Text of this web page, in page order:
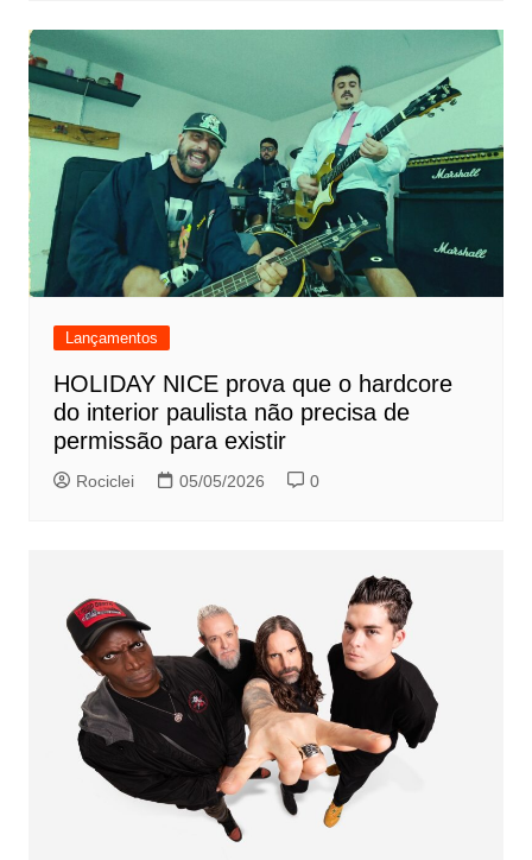
Lançamentos
HOLIDAY NICE prova que o hardcore
do interior paulista não precisa de
permissão para existir
Rociclei 05/05/2026 0